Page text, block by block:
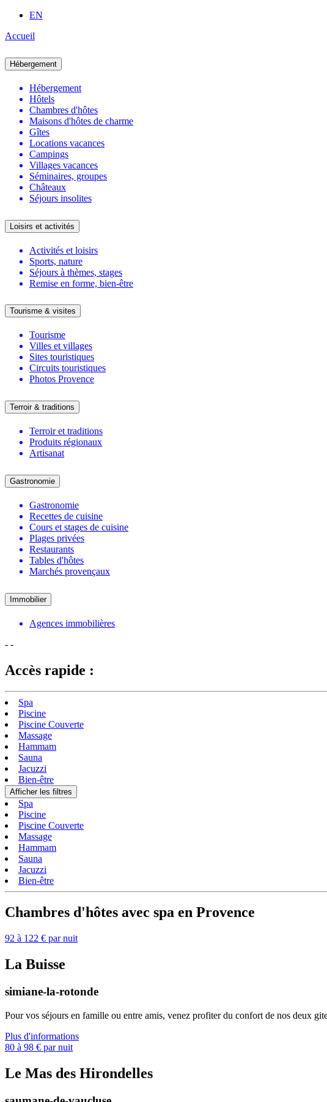
EN
Accueil
Hébergement
Hébergement
Hôtels
Chambres d'hôtes
Maisons d'hôtes de charme
Gîtes
Locations vacances
Campings
Villages vacances
Séminaires, groupes
Châteaux
Séjours insolites
Loisirs et activités
Activités et loisirs
Sports, nature
Séjours à thèmes, stages
Remise en forme, bien-être
Tourisme & visites
Tourisme
Villes et villages
Sites touristiques
Circuits touristiques
Photos Provence
Terroir & traditions
Terroir et traditions
Produits régionaux
Artisanat
Gastronomie
Gastronomie
Recettes de cuisine
Cours et stages de cuisine
Plages privées
Restaurants
Tables d'hôtes
Marchés provençaux
Immobilier
Agences immobilières
- -
Accès rapide :
Spa
Piscine
Piscine Couverte
Massage
Hammam
Sauna
Jacuzzi
Bien-être
Afficher les filtres
Spa
Piscine
Piscine Couverte
Massage
Hammam
Sauna
Jacuzzi
Bien-être
Chambres d'hôtes avec spa en Provence
92 à 122 € par nuit
La Buisse
simiane-la-rotonde
Pour vos séjours en famille ou entre amis, venez profiter du confort de nos deux
Plus d'informations
80 à 98 € par nuit
Le Mas des Hirondelles